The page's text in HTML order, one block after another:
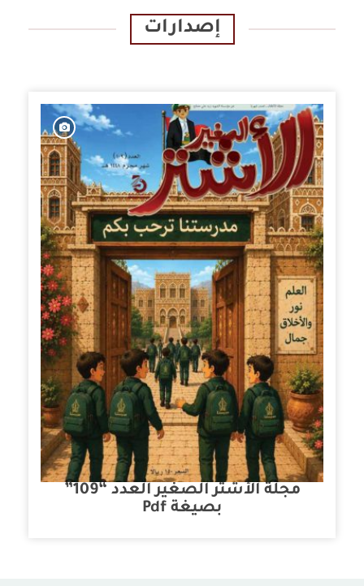
إصدارات
مجلة الأشتر الصغير العدد “109”
بصيغة Pdf